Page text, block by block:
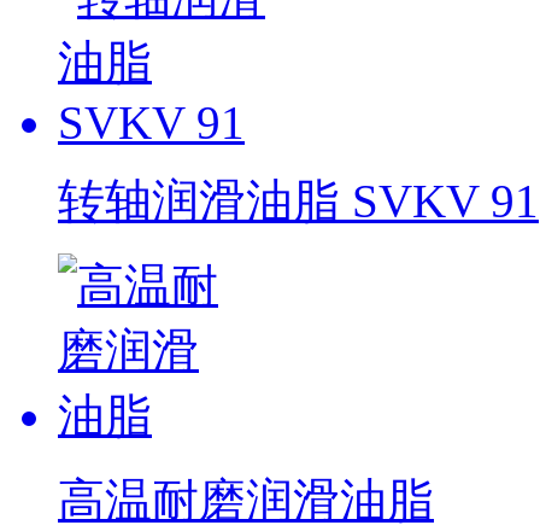
转轴润滑油脂 SVKV 91
高温耐磨润滑油脂